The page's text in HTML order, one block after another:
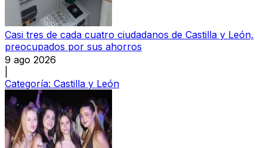
Casi tres de cada cuatro ciudadanos de Castilla y León,
preocupados por sus ahorros
9 ago 2026
Categoría: Castilla y León